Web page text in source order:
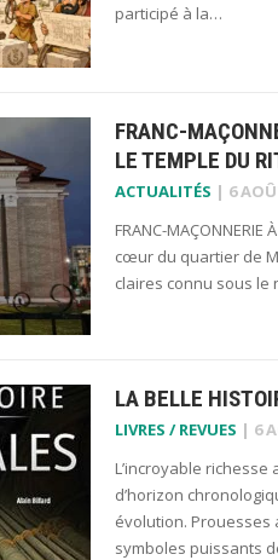
participé à la…
FRANC-
LE TEMPLE DU
ACTUALITÉS | 6
FRANC-MAÇONNERIE
cœur du quartier de
claires connu sous le
LA BELLE
LIVRES / REVUES | 6
L’incroyable
d’horizon
évolution. Prouesses
symboles puissants